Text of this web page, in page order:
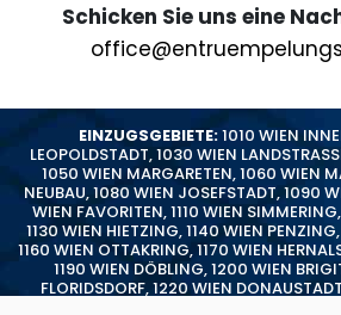
Schicken Sie uns eine
EINZUGSGEBIETE:1010 WIEN
LEOPOLDSTADT,1030 WIEN
1050 WIEN MARGARETEN,1060 WIEN
NEUBAU,1080 WIEN JOSEFSTADT,1090
WIEN FAVORITEN,1110 WIEN SIMMERING,
1130 WIEN HIETZING,1140 WIEN PENZING,
1160 WIEN OTTAKRING,1170 WIEN
1190 WIEN DÖBLING,1200 WIEN
FLORIDSDORF,1220 WIEN DONAUSTADT